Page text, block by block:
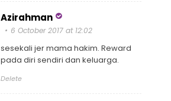
Azirahman
6 October 2017 at 12:02
sesekali jer mama hakim. Reward
pada diri sendiri dan keluarga.
Delete